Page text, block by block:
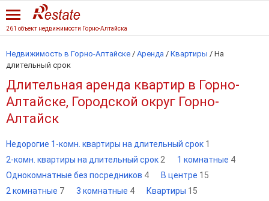
261 объект недвижимости Горно-Алтайска
Недвижимость в Горно-Алтайске / Аренда / Квартиры / На
длительный срок
Длительная аренда квартир в Горно-
Алтайске, Городской округ Горно-
Алтайск
Недорогие 1-комн. квартиры на длительный срок 1
2-комн. квартиры на длительный срок 2 1 комнатные 4
Однокомнатные без посредников 4 В центре 15
2 комнатные 7 3 комнатные 4 Квартиры 15